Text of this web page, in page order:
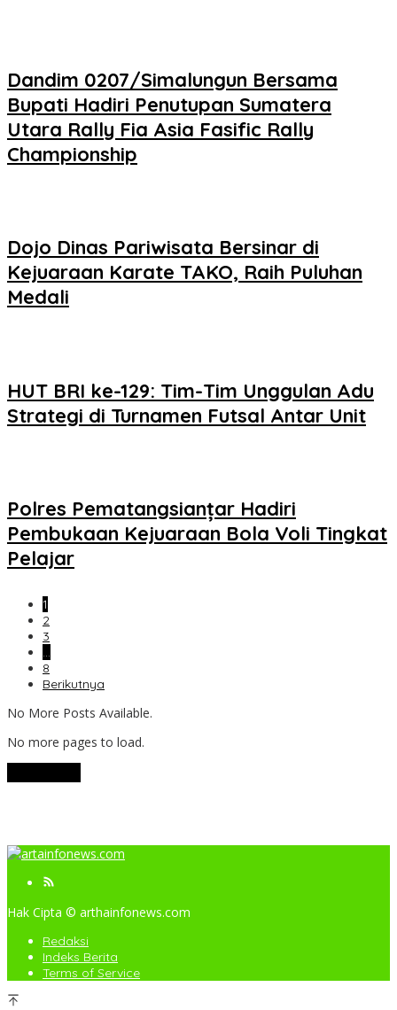
Dandim 0207/Simalungun Bersama
Bupati Hadiri Penutupan Sumatera
Utara Rally Fia Asia Fasific Rally
Championship
Dojo Dinas Pariwisata Bersinar di
Kejuaraan Karate TAKO, Raih Puluhan
Medali
HUT BRI ke-129: Tim-Tim Unggulan Adu
Strategi di Turnamen Futsal Antar Unit
Polres Pematangsianțar Hadiri
Pembukaan Kejuaraan Bola Voli Tingkat
Pelajar
1
2
3
…
8
Berikutnya
No More Posts Available.
No more pages to load.
Hak Cipta © arthainfonews.com
Redaksi
Indeks Berita
Terms of Service